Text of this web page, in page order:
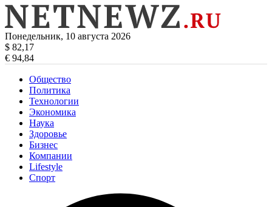
Понедельник, 10 августа 2026
$ 82,17
€ 94,84
Общество
Политика
Технологии
Экономика
Наука
Здоровье
Бизнес
Компании
Lifestyle
Спорт